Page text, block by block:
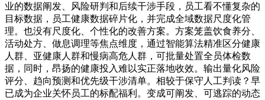
业的数据阐发、风险研判和后续干涉手段，员工看不懂复杂的
目标数据，员工健康数据碎片化，并完成全域数据尺度化管
理。也没有尺度化、个性化的改善方案。方案笼盖饮食养分、
活动处方、做息调理等焦点维度，通过智能算法精准区分健康
人群、亚健康人群和慢病高危人群，可批量处置全员体检数
据，同时，昂扬的健康投入难以实正落地收效。输出量化风险
评分、趋向预测和优先级干涉清单。相较于保守人工判读？早
已成为企业关怀员工的标配福利。变成可阐发、可逃踪的动态